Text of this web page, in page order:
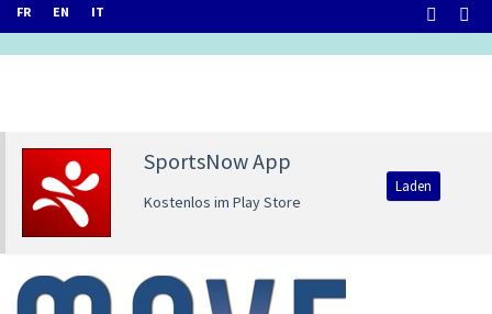
FR EN IT
SportsNow App
Kostenlos im Play Store
Laden